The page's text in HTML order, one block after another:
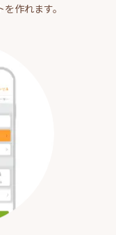
作れます。